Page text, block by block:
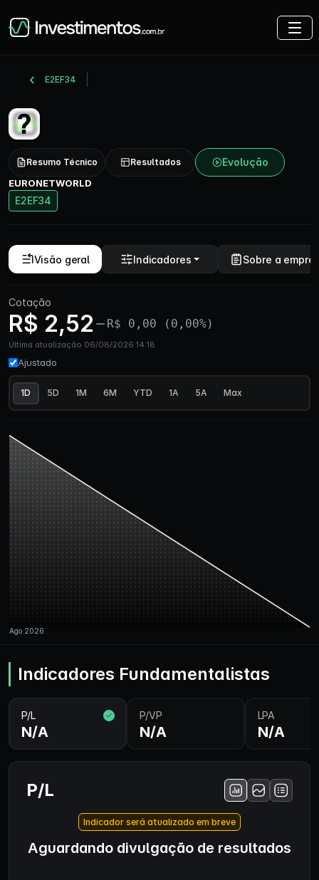
E2EF34
Resumo Técnico Resultados Evolução
EURONETWORLD
E2EF34
Visão geral Indicadores Sobre a
Cotação
R$ 2,52 R$ 0,00 (0,00%)
Última atualização 06/08/2026 14:18
Ajustado
1D 5D 1M 6M YTD 1A 5A Max
Indicadores Fundamentalistas
P/L
N/A
P/VP
N/A
LPA
N/A
P/L
Indicador será atualizado em breve
Aguardando divulgação de resultados